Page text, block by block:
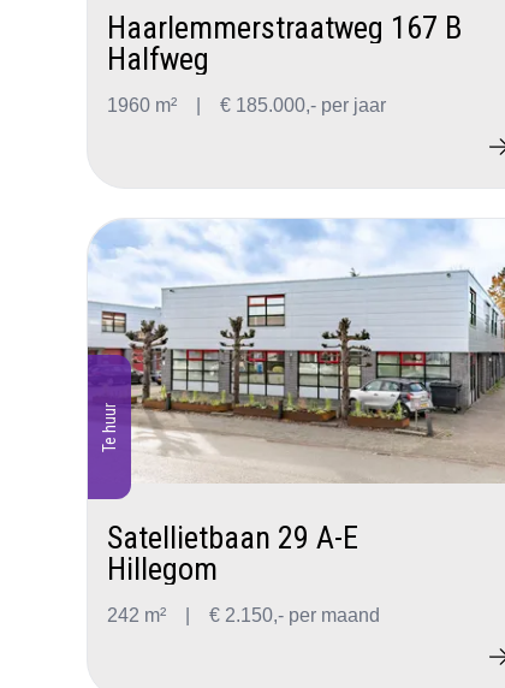
Haarlemmerstraatweg 167 B
Halfweg
1960 m² € 185.000,- per jaar
Te huur
Satellietbaan 29 A-E
Hillegom
242 m² € 2.150,- per maand